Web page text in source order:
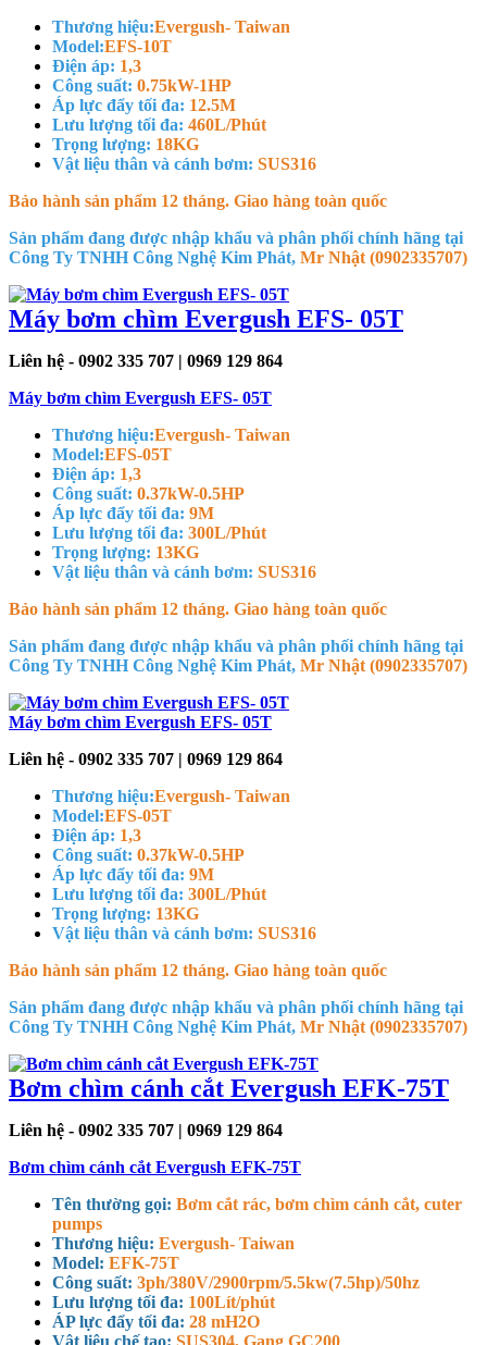
Thương hiệu:Evergush- Taiwan
Model:EFS-10T
Điện áp: 1,3
Công suất: 0.75kW-1HP
Áp lực đẩy tối đa: 12.5M
Lưu lượng tối đa: 460L/Phút
Trọng lượng: 18KG
Vật liệu thân và cánh bơm: SUS316
Bảo hành sản phẩm 12 tháng. Giao hàng toàn quốc
Sản phẩm đang được nhập khẩu và phân phối chính hãng tại
Công Ty TNHH Công Nghệ Kim Phát, Mr Nhật (0902335707)
Máy bơm chìm Evergush EFS- 05T
Liên hệ - 0902 335 707 | 0969 129 864
Máy bơm chìm Evergush EFS- 05T
Thương hiệu:Evergush- Taiwan
Model:EFS-05T
Điện áp: 1,3
Công suất: 0.37kW-0.5HP
Áp lực đẩy tối đa: 9M
Lưu lượng tối đa: 300L/Phút
Trọng lượng: 13KG
Vật liệu thân và cánh bơm: SUS316
Bảo hành sản phẩm 12 tháng. Giao hàng toàn quốc
Sản phẩm đang được nhập khẩu và phân phối chính hãng tại
Công Ty TNHH Công Nghệ Kim Phát, Mr Nhật (0902335707)
Máy bơm chìm Evergush EFS- 05T
Liên hệ - 0902 335 707 | 0969 129 864
Thương hiệu:Evergush- Taiwan
Model:EFS-05T
Điện áp: 1,3
Công suất: 0.37kW-0.5HP
Áp lực đẩy tối đa: 9M
Lưu lượng tối đa: 300L/Phút
Trọng lượng: 13KG
Vật liệu thân và cánh bơm: SUS316
Bảo hành sản phẩm 12 tháng. Giao hàng toàn quốc
Sản phẩm đang được nhập khẩu và phân phối chính hãng tại
Công Ty TNHH Công Nghệ Kim Phát, Mr Nhật (0902335707)
Bơm chìm cánh cắt Evergush EFK-75T
Liên hệ - 0902 335 707 | 0969 129 864
Bơm chìm cánh cắt Evergush EFK-75T
Tên thường gọi: Bơm cắt rác, bơm chìm cánh cắt, cuter
pumps
Thương hiệu: Evergush- Taiwan
Model: EFK-75T
Công suất: 3ph/380V/2900rpm/5.5kw(7.5hp)/50hz
Lưu lượng tối đa: 100Lít/phút
ÁP lực đẩy tối đa: 28 mH2O
Vật liệu chế tạo: SUS304, Gang GC200